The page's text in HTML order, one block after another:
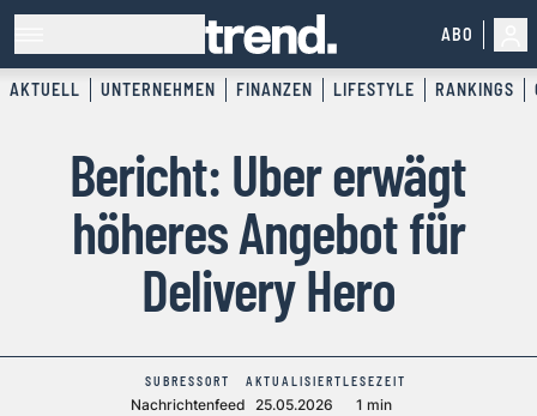
ABO
AKTUELL UNTERNEHMEN FINANZEN LIFESTYLE RANKINGS
Bericht: Uber erwägt
höheres Angebot für
Delivery Hero
SUBRESSORT
Nachrichtenfeed
AKTUALISIERT
25.05.2026
LESEZEIT
1 min